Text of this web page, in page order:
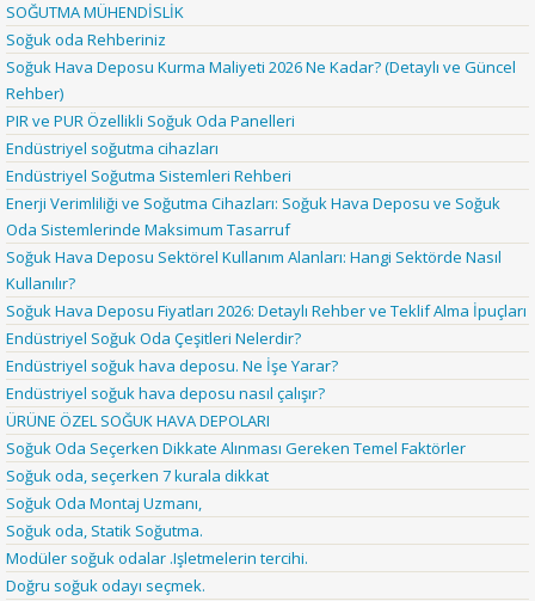
SOĞUTMA MÜHENDİSLİK
Soğuk oda Rehberiniz
Soğuk Hava Deposu Kurma Maliyeti 2026 Ne Kadar? (Detaylı ve Güncel
Rehber)
PIR ve PUR Özellikli Soğuk Oda Panelleri
Endüstriyel soğutma cihazları
Endüstriyel Soğutma Sistemleri Rehberi
Enerji Verimliliği ve Soğutma Cihazları: Soğuk Hava Deposu ve Soğuk
Oda Sistemlerinde Maksimum Tasarruf
Soğuk Hava Deposu Sektörel Kullanım Alanları: Hangi Sektörde Nasıl
Kullanılır?
Soğuk Hava Deposu Fiyatları 2026: Detaylı Rehber ve Teklif Alma İpuçları
Endüstriyel Soğuk Oda Çeşitleri Nelerdir?
Endüstriyel soğuk hava deposu. Ne İşe Yarar?
Endüstriyel soğuk hava deposu nasıl çalışır?
ÜRÜNE ÖZEL SOĞUK HAVA DEPOLARI
Soğuk Oda Seçerken Dikkate Alınması Gereken Temel Faktörler
Soğuk oda, seçerken 7 kurala dikkat
Soğuk Oda Montaj Uzmanı,
Soğuk oda, Statik Soğutma.
Modüler soğuk odalar .Işletmelerin tercihi.
Doğru soğuk odayı seçmek.